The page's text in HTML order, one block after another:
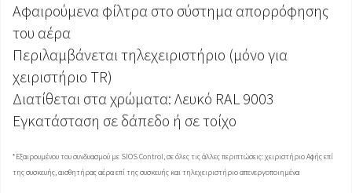
Αφαιρούμενα φίλτρα στο σύστημα απορρόφησης
του αέρα
Περιλαμβάνεται τηλεχειριστήριο (μόνο για
χειριστήριο TR)
Διατίθεται στα χρώματα: Λευκό RAL 9003
Εγκατάσταση σε δάπεδο ή σε τοίχο
*Εξαιρουμένου του συνδυασμού με SIOS Control, σε όλες τις άλλες περιπτώσεις: χειριστήριο Αφής επί
της συσκευής, αισθητήρας αέρα επί της συσκευής και τηλεχειριστήριο απενεργοποιημένα